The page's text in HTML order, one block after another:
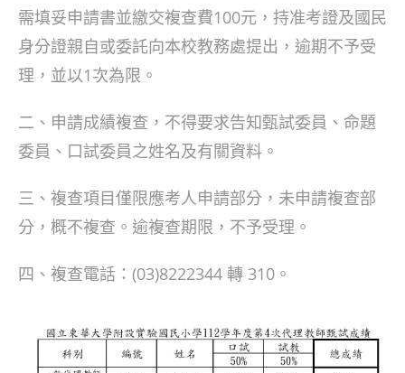
需填妥申請書並繳交複查費100元，持准考證及國民
身分證親自或委託向本校教務處提出，逾期不予受
理，並以1次為限。
二、申請成績複查，不得要求告知甄試委員、命題
委員、口試委員之姓名及有關資料。
三、複查項目僅限應考人申請部分，未申請複查部
分，概不複查。逾複查期限，不予受理。
四、複查電話：(03)8222344 轉 310。